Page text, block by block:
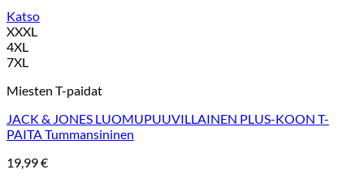
Katso
XXXL
4XL
7XL
Miesten T-paidat
JACK & JONES LUOMUPUUVILLAINEN PLUS-KOON T-
PAITA Tummansininen
19,99€